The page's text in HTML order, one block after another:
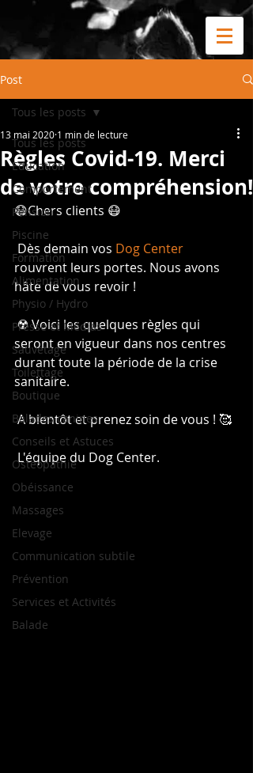
Post
Tous les posts
Education
Comportement
Pension
Piscine
Formation
Alimentation
Physio / Hydro
Presse et Médias
Sauvetage
Toilettage
Boutique
Balades canines
Conseils et Astuces
Ostéopathie
Obéissance
Massages
Elevage
Communication subtile
Prévention
Services et Activités
Balade
Tous les posts
Règles Covid-19. Merci
de votre compréhension!
13 mai 2020 1 min de lecture
😷Chers clients 😷
Dès demain vos Dog Center
rouvrent leurs portes. Nous avons
hâte de vous revoir !
☢️ Voici les quelques règles qui
seront en vigueur dans nos centres
durant toute la période de la crise
sanitaire.
A bientôt et prenez soin de vous ! 🥰
L'équipe du Dog Center.